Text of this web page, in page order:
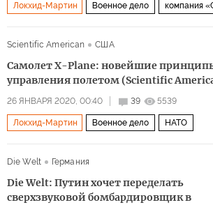
Локхид-Мартин Военное дело компания
Scientific American
США
Cамолет X-Plane: новейшие
управления полетом (Scientific
26 ЯНВАРЯ 2020, 00:40 39 5539
Локхид-Мартин Военное дело НАТО
Die Welt
Германия
Die Welt: Путин хочет переделать
сверхзвуковой бомбардировщик в